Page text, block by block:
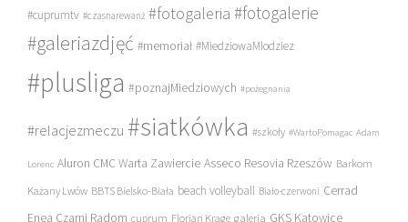
#cuprumtv #czasnarewanż #fotogaleria #fotogalerie
#galeriazdjęć #memoriał #MiedziowaMlodziez
#plusliga #poznajMiedziowych #pożegnania
#relacjezmeczu #siatkówka #szkoły #WartoPomagac Adam
Lorenc Aluron CMC Warta Zawiercie Asseco Resovia Rzeszów Barkom
Każany Lwów BBTS Bielsko-Biała beach volleyball Biało-czerwoni Cerrad
Enea Czarni Radom cuprum Florian Krage galeria GKS Katowice